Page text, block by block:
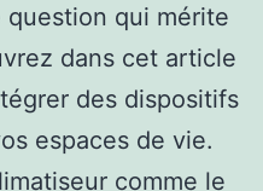
question qui mérite
dans cet article
des dispositifs
espaces de vie.
comme le